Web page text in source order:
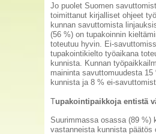
Jo puolet Suomen
toimittanut kirjalliset ohjeet
kunnan savuttomista
(56 %) on tupakoinnin
toteutuu hyvin. Ei-
tupakointikielto työaikana
kunnista. Kunnan
maininta savuttomuudesta
kunnista ja 8 % ei-
Tupakointipaikkoja entistä
Suurimmassa osassa (89 %)
vastanneista kunnista päätös